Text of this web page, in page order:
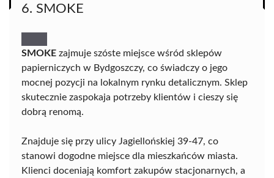
6. SMOKE
SMOKE zajmuje szóste miejsce wśród sklepów
papierniczych w Bydgoszczy, co świadczy o jego
mocnej pozycji na lokalnym rynku detalicznym. Sklep
skutecznie zaspokaja potrzeby klientów i cieszy się
dobrą renomą.
Znajduje się przy ulicy Jagiellońskiej 39-47, co
stanowi dogodne miejsce dla mieszkańców miasta.
Klienci doceniają komfort zakupów stacjonarnych, a